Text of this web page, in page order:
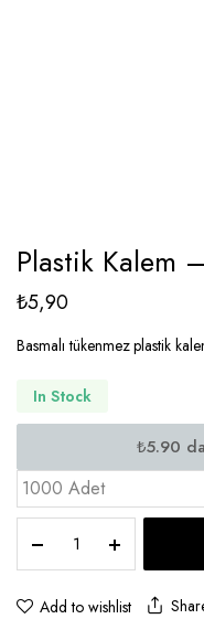
Plastik Kalem
₺5,90
Basmalı tükenmez plastik
In Stock
1000 Adet
Kalem
-
BPK
Add to wishlist